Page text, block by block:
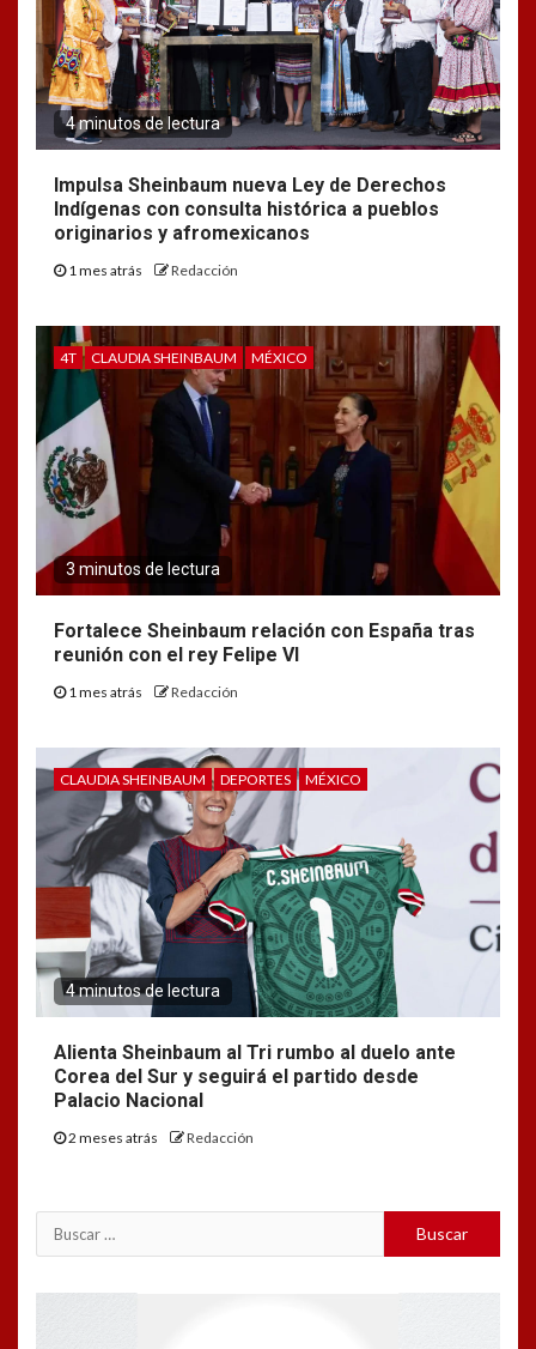
4 minutos de lectura
Impulsa Sheinbaum nueva Ley de Derechos
Indígenas con consulta histórica a pueblos
originarios y afromexicanos
1 mes atrás Redacción
4T CLAUDIA SHEINBAUM MÉXICO
3 minutos de lectura
Fortalece Sheinbaum relación con España tras
reunión con el rey Felipe VI
1 mes atrás Redacción
CLAUDIA SHEINBAUM DEPORTES MÉXICO
4 minutos de lectura
Alienta Sheinbaum al Tri rumbo al duelo ante
Corea del Sur y seguirá el partido desde
Palacio Nacional
2 meses atrás Redacción
Buscar: